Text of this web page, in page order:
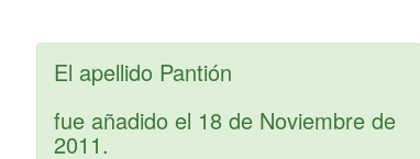
El apellido Pantión
fue añadido el 18 de Noviembre de
2011.